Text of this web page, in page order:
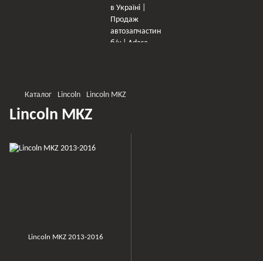
Каталог Lincoln Lincoln MKZ
Lincoln MKZ
Lincoln MKZ 2013-2016